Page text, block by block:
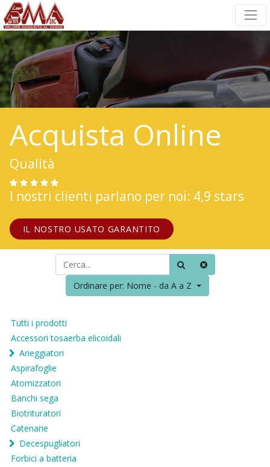
Acquista Online
Qualità
I nostri clienti parlano per noi: 4,9 stars
IL NOSTRO USATO GARANTITO
Ordinare per: Nome - da A a Z
Tutti i prodotti
Accessori tosaerba elicoidali
Arieggiatori
Aspirafoglie
Atomizzatori
Banchi sega
Biotrituratori
Catenarie
Decespugliatori
Forbici a batteria